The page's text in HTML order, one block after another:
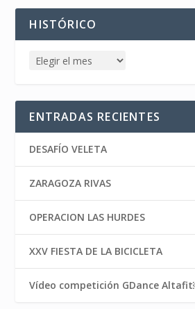
HISTÓRICO
ENTRADAS RECIENTES
DESAFÍO VELETA
ZARAGOZA RIVAS
OPERACION LAS HURDES
XXV FIESTA DE LA BICICLETA
Vídeo competición GDance